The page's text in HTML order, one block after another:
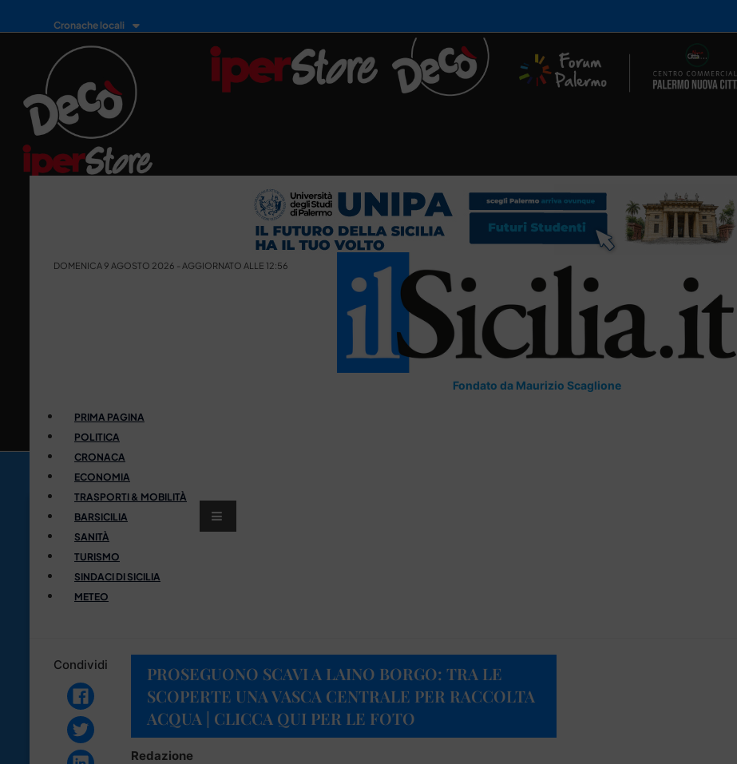
Cronache locali
DOMENICA 9 AGOSTO 2026 - AGGIORNATO ALLE 12:56
Fondato da Maurizio Scaglione
PRIMA PAGINA
POLITICA
CRONACA
ECONOMIA
TRASPORTI & MOBILITÀ
BARSICILIA
SANITÀ
TURISMO
SINDACI DI SICILIA
METEO
Condividi
PROSEGUONO SCAVI A LAINO BORGO: TRA LE
SCOPERTE UNA VASCA CENTRALE PER RACCOLTA
ACQUA | CLICCA QUI PER LE FOTO
Redazione